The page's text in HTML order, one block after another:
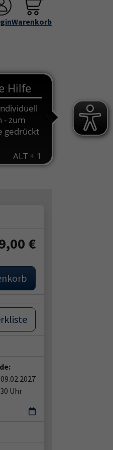
for "Service & Info"
Über uns
Warenkorb
€
Uhr